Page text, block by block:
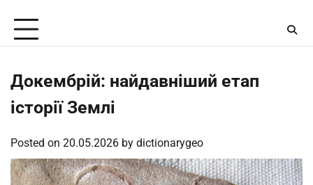
content
Докембрій: найдавніший етап
історії Землі
Posted on 20.05.2026 by dictionarygeo